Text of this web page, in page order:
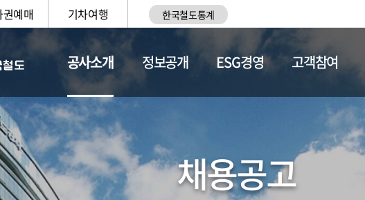
예매 기차여행 한국철도통계
공사소개
일반현황 채용정
정보공개 ESG경영 고객참여
채용공고